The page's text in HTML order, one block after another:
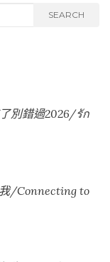
SEARCH
別錯過2026/รัก
/Connecting to